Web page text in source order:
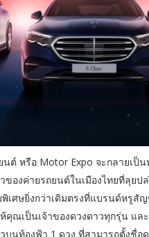
ต์ หรือ Motor Expo จะกลายเ
ของค่ายรถยนต์ในเมืองไทยที่ลุย
ศษยิ่งกว่าเดิมตรงที่แบรนด์หรูสัญ
คุณเป็นเจ้าของดวงดาวทุกรุ่น แล
นท้องฟ้า 1 ดวง ที่สามารถตั้งชื่อ